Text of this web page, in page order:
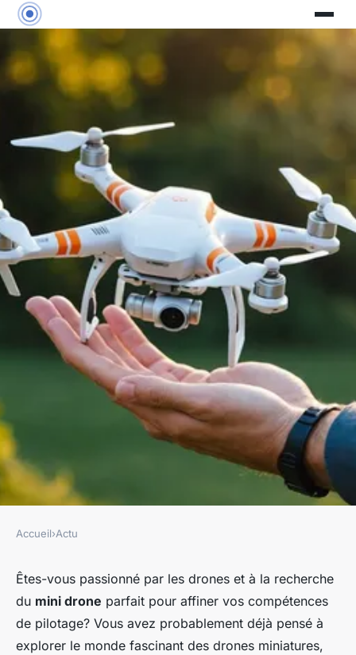
Top mini drones à considérer
pour les amateurs de pilotage
fernand•27 janvier 2025•7 min de lecture
Accueil›Actu
Êtes-vous passionné par les drones et à la recherche
du mini drone parfait pour affiner vos compétences
de pilotage? Vous avez probablement déjà pensé à
explorer le monde fascinant des drones miniatures,